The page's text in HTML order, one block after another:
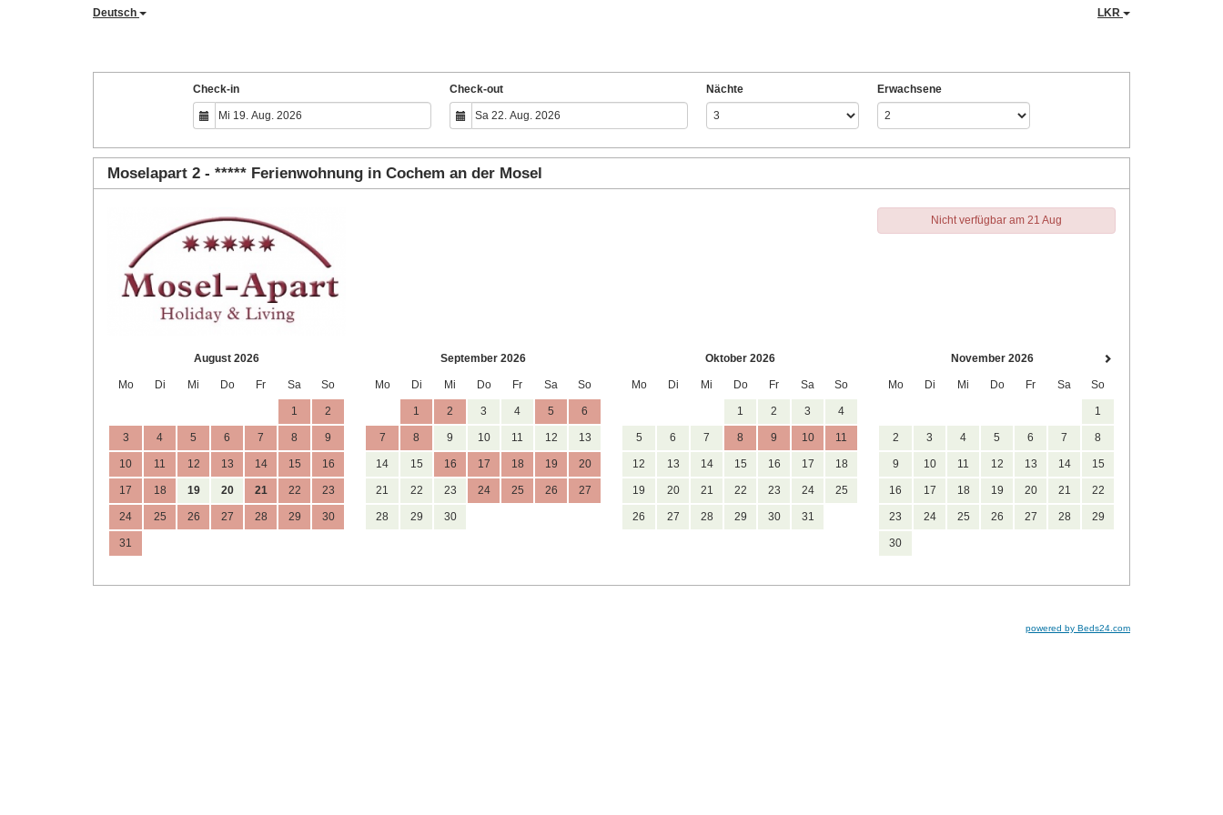
Deutsch LKR
Check-in Check-out Nächte Erwachsene
Moselapart 2 - ***** Ferienwohnung in Cochem an der Mosel
Nicht verfügbar am 21 Aug
August 2026
Mo Di Mi Do Fr Sa So
1 2
3 4 5 6 7 8 9
10 11 12 13 14 15 16
17 18 19 20 21 22 23
24 25 26 27 28 29 30
31
September 2026
Mo Di Mi Do Fr Sa So
1 2 3 4 5 6
7 8 9 10 11 12 13
14 15 16 17 18 19 20
21 22 23 24 25 26 27
28 29 30
Oktober 2026
Mo Di Mi Do Fr Sa So
1 2 3 4
5 6 7 8 9 10 11
12 13 14 15 16 17 18
19 20 21 22 23 24 25
26 27 28 29 30 31
November 2026
Mo Di Mi Do Fr Sa So
1
2 3 4 5 6 7 8
9 10 11 12 13 14 15
16 17 18 19 20 21 22
23 24 25 26 27 28 29
30
powered by Beds24.com